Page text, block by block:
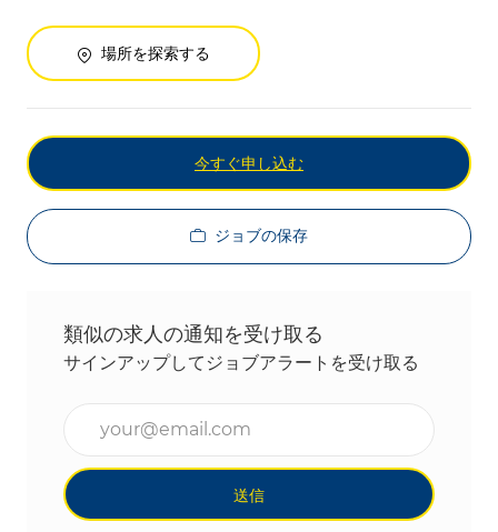
場所を探索する
今すぐ申し込む
ジョブの保存
類似の求人の通知を受け取る
サインアップしてジョブアラートを受け取る
送信